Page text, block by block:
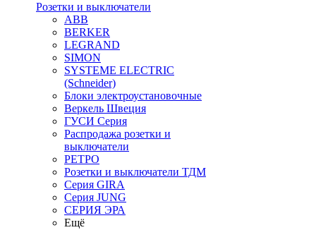
Розетки и выключатели
ABB
BERKER
LEGRAND
SIMON
SYSTEME ELECTRIC
(Schneider)
Блоки электроустановочные
Веркель Швеция
ГУСИ Серия
Распродажа розетки и
выключатели
РЕТРО
Розетки и выключатели ТДМ
Серия GIRA
Серия JUNG
СЕРИЯ ЭРА
Ещё